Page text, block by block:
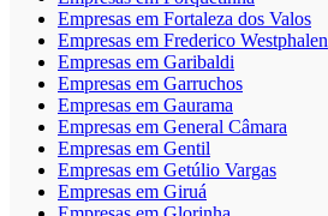
Empresas em Fortaleza dos Valos
Empresas em Frederico Westphalen
Empresas em Garibaldi
Empresas em Garruchos
Empresas em Gaurama
Empresas em General Câmara
Empresas em Gentil
Empresas em Getúlio Vargas
Empresas em Giruá